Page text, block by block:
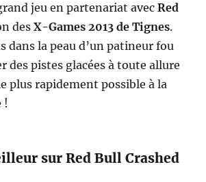
jeu en partenariat avecRed
desX-Games 2013 de Tignes.
dans la peau d’un patineur fou
des pistes glacées à toute allure
plus rapidement possible à la
!
sur Red Bull Crashed